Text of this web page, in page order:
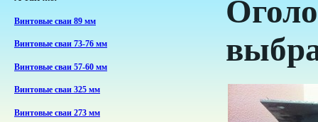
Винтовые сваи 89 мм
Винтовые сваи 73-76 мм
Винтовые сваи 57-60 мм
Винтовые сваи 325 мм
Винтовые сваи 273 мм